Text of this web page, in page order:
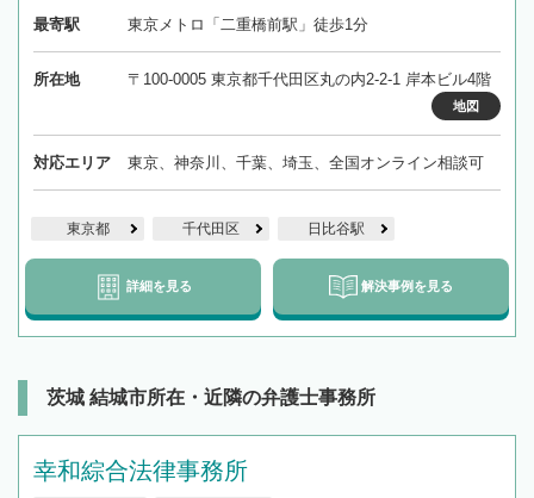
最寄駅 東京メトロ「二重橋前駅」徒歩1分
所在地 〒100-0005 東京都千代田区丸の内2-2-1 岸本ビル4階
地図
対応エリア 東京、神奈川、千葉、埼玉、全国オンライン相談可
東京都 千代田区 日比谷駅
詳細を見る 解決事例を見る
茨城 結城市所在・近隣の弁護士事務所
幸和綜合法律事務所